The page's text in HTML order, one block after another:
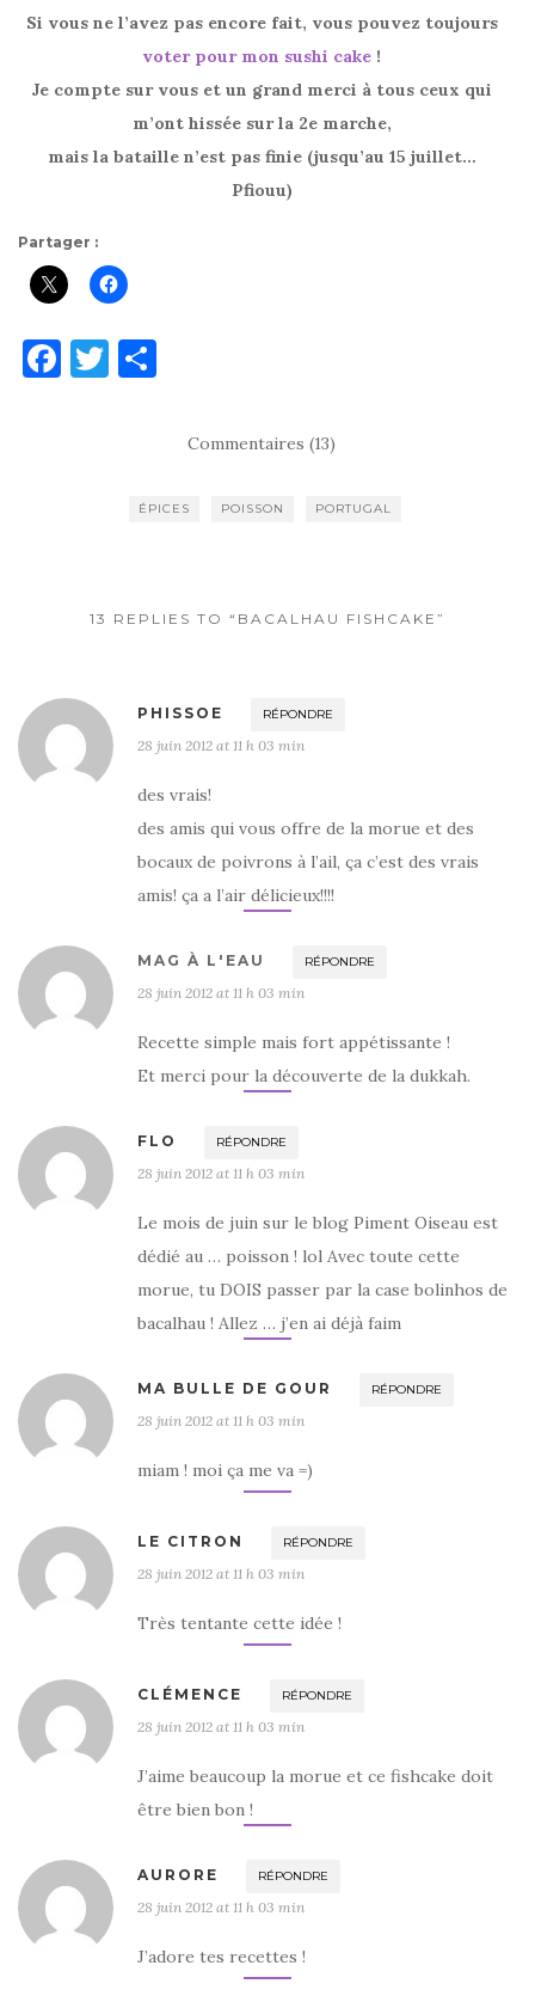
Si vous ne l’avez pas encore fait, vous pouvez toujours
voter pour mon sushi cake !
Je compte sur vous et un grand merci à tous ceux qui
m’ont hissée sur la 2e marche,
mais la bataille n’est pas finie (jusqu’au 15 juillet…
Pfiouu)
Partager :
F T
ta
er
Commentaires (13)
ÉPICES POISSON PORTUGAL
13 REPLIES TO “BACALHAU FISHCAKE”
PHISSOE RÉPONDRE
28 juin 2012 at 11 h 03 min
des vrais!
des amis qui vous offre de la morue et des
bocaux de poivrons à l’ail, ça c’est des vrais
amis! ça a l’air délicieux!!!!
MAG À L'EAU RÉPONDRE
28 juin 2012 at 11 h 03 min
Recette simple mais fort appétissante !
Et merci pour la découverte de la dukkah.
FLO RÉPONDRE
28 juin 2012 at 11 h 03 min
Le mois de juin sur le blog Piment Oiseau est
dédié au … poisson ! lol Avec toute cette
morue, tu DOIS passer par la case bolinhos de
bacalhau ! Allez … j’en ai déjà faim
MA BULLE DE GOUR RÉPONDRE
28 juin 2012 at 11 h 03 min
miam ! moi ça me va =)
LE CITRON RÉPONDRE
28 juin 2012 at 11 h 03 min
Très tentante cette idée !
CLÉMENCE RÉPONDRE
28 juin 2012 at 11 h 03 min
J’aime beaucoup la morue et ce fishcake doit
être bien bon !
AURORE RÉPONDRE
28 juin 2012 at 11 h 03 min
J’adore tes recettes !